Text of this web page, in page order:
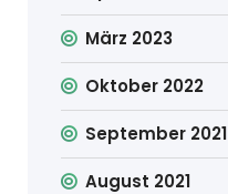
März 2023
Oktober 2022
September 2021
August 2021